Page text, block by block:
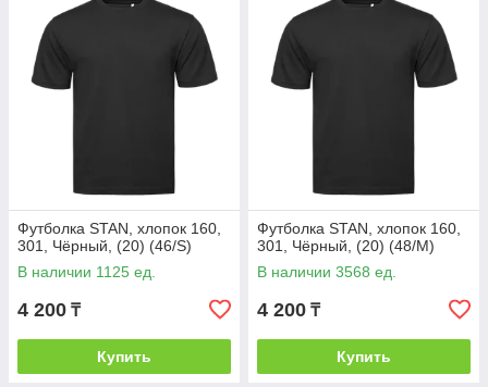
Футболка STAN, хлопок 160,
301, Чёрный, (20) (46/S)
В наличии 1125 ед.
4 200 ₸
Купить
Футболка STAN, хлопок 160,
301, Чёрный, (20) (48/M)
В наличии 3568 ед.
4 200 ₸
Купить